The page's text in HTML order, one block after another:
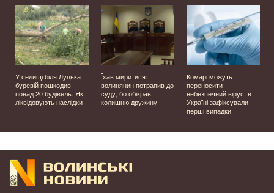
У селищі біля Луцька
буревій пошкодив
понад 20 будівель. Як
ліквідовують наслідки
Їхав миритися:
волинянин потрапив до
суду, бо обікрав
колишню дружину
Комарі можуть
переносити
небезпечний вірус: в
Україні зафіксували
перші випадки